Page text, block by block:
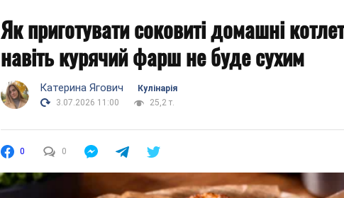
Як приготувати соковиті домашні
навіть курячий фарш не буде сухим
Катерина Ягович
Кулінарія
3.07.2026 11:00
25,2 т.
0 0